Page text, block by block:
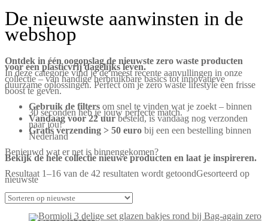
De nieuwste aanwinsten in de
webshop
Ontdek in één oogopslag de nieuwste zero waste producten
voor een plasticvrij dagelijks leven.
In deze categorie vind je de meest recente aanvullingen in onze
collectie – van handige herbruikbare basics tot innovatieve
duurzame oplossingen. Perfect om je zero waste lifestyle een frisse
boost te geven.
Gebruik de filters om snel te vinden wat je zoekt – binnen
30 seconden heb je jouw perfecte match.
Vandaag voor 22 uurbesteld, is vandaag nog verzonden
naar jou!
Gratis verzending > 50 euro bij een een bestelling binnen
Nederland
Benieuwd wat er net is binnengekomen?
Bekijk de hele collectie nieuwe producten en laat je inspireren.
Resultaat 1–16 van de 42 resultaten wordt getoondGesorteerd op
nieuwste